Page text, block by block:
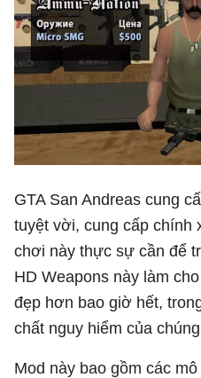
GTA San Andreas cung
tuyệt vời, cung cấp chính
chơi này thực sự cần để
HD Weapons này làm
đẹp hơn bao giờ hết,
chất nguy hiểm của
Mod này bao gồm các